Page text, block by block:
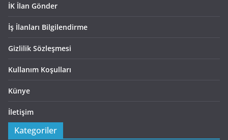
İK İlan Gönder
İş İlanları Bilgilendirme
Gizlilik Sözleşmesi
Kullanım Koşulları
Künye
İletişim
Kategoriler